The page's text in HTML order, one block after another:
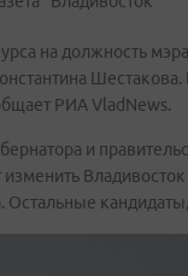
на должность
Шестакова.
РИА VladNews.
и
изменить